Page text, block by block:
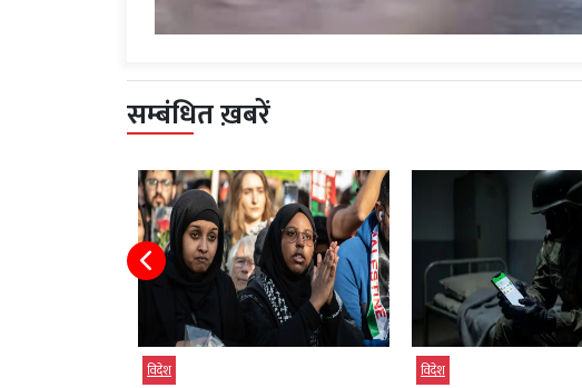
सम्बंधित ख़बरें
विदेश देश